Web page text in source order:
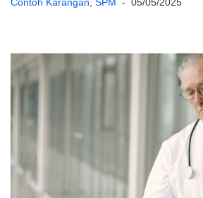
Contoh Karangan, SPM 05/05/2025